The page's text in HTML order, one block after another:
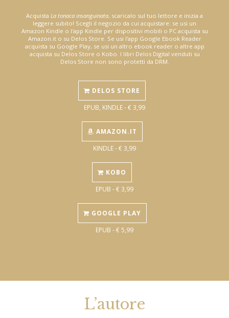
Acquista La tonaca insanguinata, scaricalo sul tuo lettore e inizia a
leggere subito! Scegli il negozio da cui acquistare: se usi un
Amazon Kindle o l'app Kindle per dispositivi mobili o PC acquista su
Amazon.it o su Delos Store. Se usi l'app Google Ebook Reader
acquista su Google Play, se usi un altro ebook reader o altre app
acquista su Delos Store o Kobo. I libri Delos Digital venduti su
Delos Store non sono protetti da DRM.
DELOS STORE
EPUB, KINDLE - € 3,99
AMAZON.IT
KINDLE - € 3,99
KOBO
EPUB - € 3,99
GOOGLE PLAY
EPUB - € 5,99
L’autore